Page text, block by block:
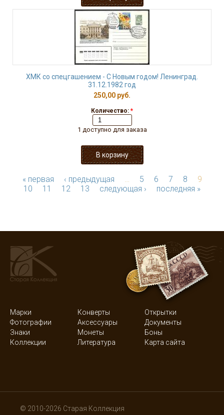
ХМК со спецгашением - С Новым годом! Ленинград.
31.12.1982 год
250,00 руб.
Количество: *
1 доступно для заказа
« первая ‹ предыдущая … 5 6 7 8
9
10
11 12 13 следующая › последняя »
Марки Конверты
Открытки
Фотографии
Аксессуары
Документы
Знаки
Монеты
Боны
Коллекции
Литература Карта сайта
© 2010-2026 Старая Коллекция